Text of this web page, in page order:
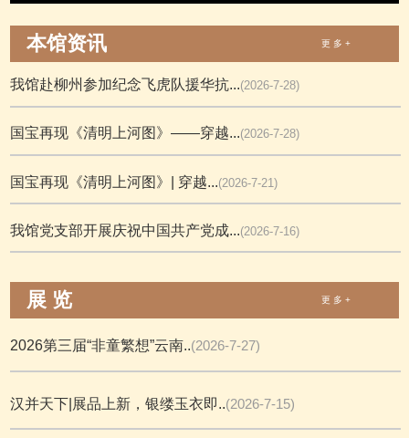
本馆资讯 更 多 +
我馆赴柳州参加纪念飞虎队援华抗...(2026-7-28)
国宝再现《清明上河图》——穿越...(2026-7-28)
国宝再现《清明上河图》| 穿越...(2026-7-21)
我馆党支部开展庆祝中国共产党成...(2026-7-16)
展 览 更 多 +
2026第三届“非童繁想”云南..(2026-7-27)
汉并天下|展品上新，银缕玉衣即..(2026-7-15)